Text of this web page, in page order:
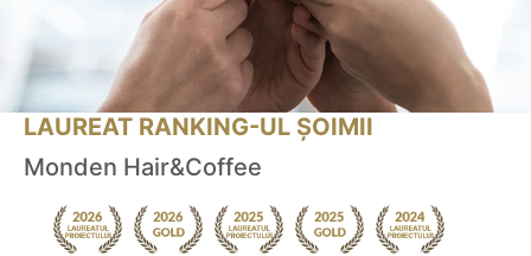
LAUREAT RANKING-UL ȘOIMII
Monden Hair&Coffee